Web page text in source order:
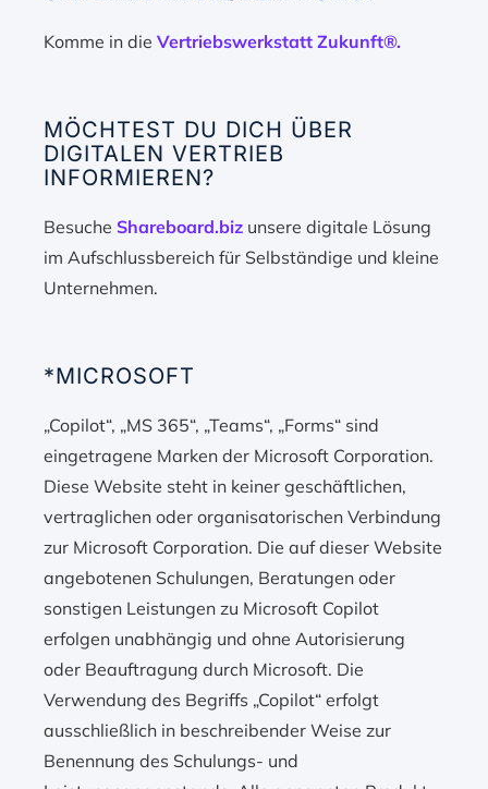
Komme in dieVertriebswerkstatt Zukunft®.
MÖCHTEST DU DICH ÜBER
DIGITALEN VERTRIEB
INFORMIEREN?
BesucheShareboard.biz unsere digitale Lösung
im Aufschlussbereich für Selbständige und kleine
Unternehmen.
*MICROSOFT
„Copilot“, „MS 365“, „Teams“, „Forms“ sind
eingetragene Marken der Microsoft Corporation.
Diese Website steht in keiner geschäftlichen,
vertraglichen oder organisatorischen Verbindung
zur Microsoft Corporation. Die auf dieser Website
angebotenen Schulungen, Beratungen oder
sonstigen Leistungen zu Microsoft Copilot
erfolgen unabhängig und ohne Autorisierung
oder Beauftragung durch Microsoft. Die
Verwendung des Begriffs „Copilot“ erfolgt
ausschließlich in beschreibender Weise zur
Benennung des Schulungs- und